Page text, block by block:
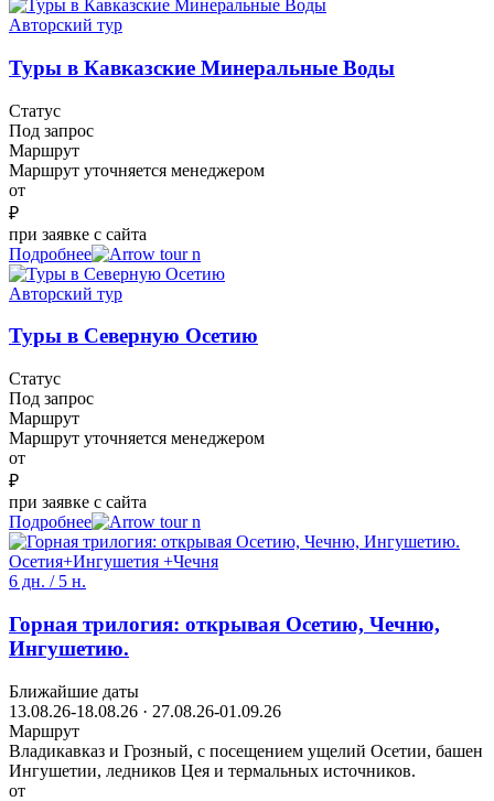
Авторский тур
Туры в Кавказские Минеральные Воды
Статус
Под запрос
Маршрут
Маршрут уточняется менеджером
от
₽
при заявке с сайта
Подробнее
Авторский тур
Туры в Северную Осетию
Статус
Под запрос
Маршрут
Маршрут уточняется менеджером
от
₽
при заявке с сайта
Подробнее
Осетия+Ингушетия +Чечня
6 дн. / 5 н.
Горная трилогия: открывая Осетию, Чечню,
Ингушетию.
Ближайшие даты
13.08.26-18.08.26 · 27.08.26-01.09.26
Маршрут
Владикавказ и Грозный, с посещением ущелий Осетии, башен
Ингушетии, ледников Цея и термальных источников.
от